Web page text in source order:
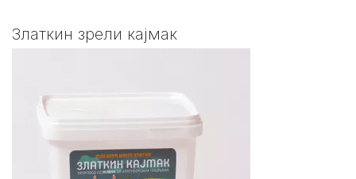
Златкин зрели кајмак